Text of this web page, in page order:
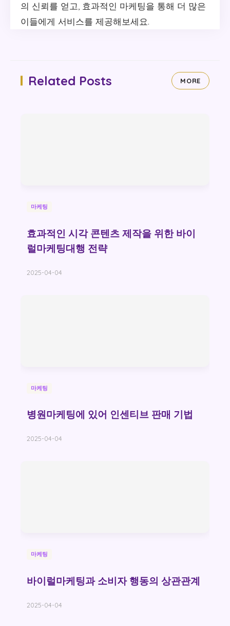
의 신뢰를 얻고, 효과적인 마케팅을 통해 더 많은
이들에게 서비스를 제공해보세요.
Related Posts MORE
마케팅
효과적인 시각 콘텐츠 제작을 위한 바이
럴마케팅대행 전략
2025-04-04
마케팅
병원마케팅에 있어 인센티브 판매 기법
2025-04-04
마케팅
바이럴마케팅과 소비자 행동의 상관관계
2025-04-04